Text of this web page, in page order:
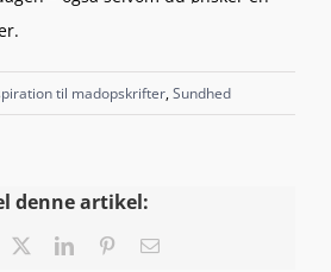
til madopskrifter,Sundhed
denne artikel:
LinkedInPinterest
E-